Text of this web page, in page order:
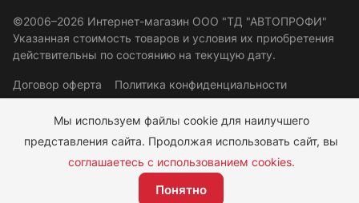
©2006–2026 Интернет-магазин ООО "ТД "АВТОПРОФИ"
Указанная стоимость товаров и условия их приобретения
действительны по состоянию на текущую дату.
Договор оферта
Политика конфиденциальности
Согласие ОПД
Мы используем файлы cookie для наилучшего
представления сайта. Продолжая использовать сайт, вы
соглашаетесь с использованием cookies.
Понятно